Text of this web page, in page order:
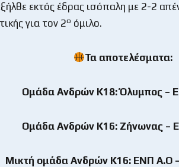
εκτός έδρας ισόπαλη με 2-2
για τον 2ο όμιλο.
Τα αποτελέσματα:
Ομάδα Ανδρών Κ18: Όλυμπος –
Ομάδα Ανδρών Κ16: Ζήνωνας –
Μικτή ομάδα Ανδρών Κ16: ΕΝΠ Α.Ο